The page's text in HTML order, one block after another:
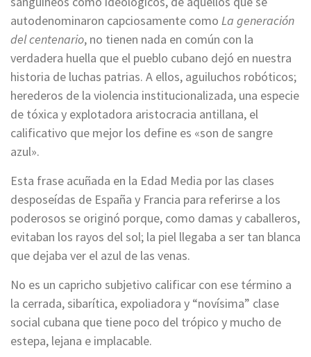
autodenominaron capciosamente como La generación
del centenario, no tienen nada en común con la
verdadera huella que el pueblo cubano dejó en nuestra
historia de luchas patrias. A ellos, aguiluchos robóticos;
herederos de la violencia institucionalizada, una especie
de tóxica y explotadora aristocracia antillana, el
calificativo que mejor los define es «son de sangre
azul».
Esta frase acuñada en la Edad Media por las clases
desposeídas de España y Francia para referirse a los
poderosos se originó porque, como damas y caballeros,
evitaban los rayos del sol; la piel llegaba a ser tan blanca
que dejaba ver el azul de las venas.
No es un capricho subjetivo calificar con ese término a
la cerrada, sibarítica, expoliadora y “novísima” clase
social cubana que tiene poco del trópico y mucho de
estepa, lejana e implacable.